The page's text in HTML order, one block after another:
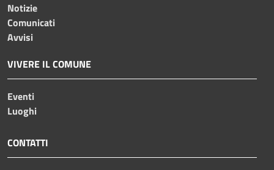
Notizie
Comunicati
Avvisi
VIVERE IL COMUNE
Eventi
Luoghi
CONTATTI